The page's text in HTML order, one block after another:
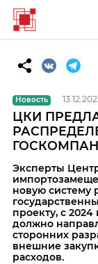
Новость
ЦКИ
Эксперты
новую систему
проекту, с
должно
сторонних
внешние
расходов.